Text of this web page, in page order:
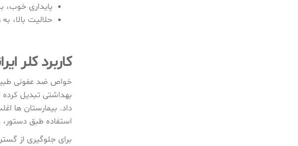
پایداری خوب،
حلالیت بالا،
کاربرد کلر ایرانی 65% مارک نیرو کلر
خواص ضد عفونی
بهداشتی تبدیل
داد. بیمارستان‌ ها
استفاده طبق دستور،
برای جلوگیری از